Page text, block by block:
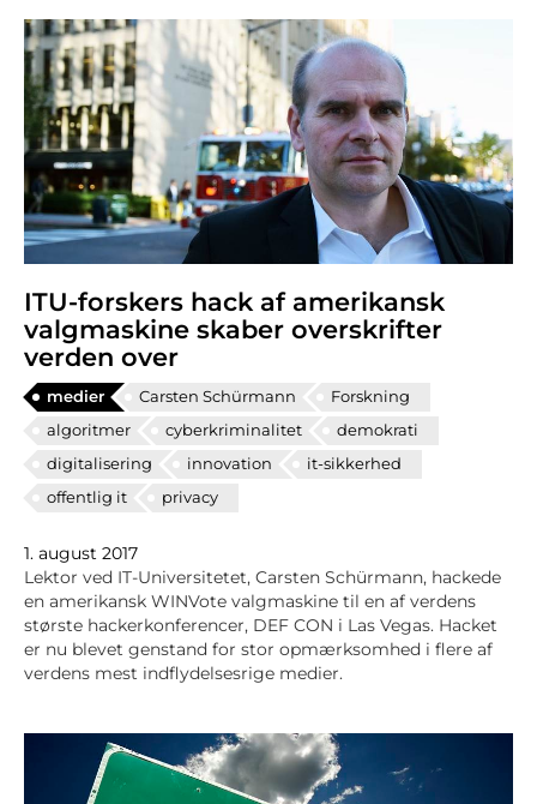
ITU-forskers hack af amerikansk
valgmaskine skaber overskrifter
verden over
medier Carsten Schürmann
Forskning
algoritmer
cyberkriminalitet
demokrati
digitalisering
innovation
it-sikkerhed
offentlig it
privacy
1. august 2017
Lektor ved IT-Universitetet, Carsten Schürmann, hackede
en amerikansk WINVote valgmaskine til en af verdens
største hackerkonferencer, DEF CON i Las Vegas. Hacket
er nu blevet genstand for stor opmærksomhed i flere af
verdens mest indflydelsesrige medier.